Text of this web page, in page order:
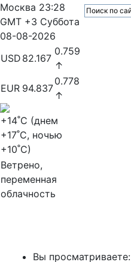
Москва 23:28
GMT +3 Суббота
08-08-2026
USD 82.167
0.759
↑
EUR 94.837
0.778
↑
+14˚C (днем
+17˚C, ночью
+10˚C)
Ветрено,
переменная
облачность
Вы просматриваете: